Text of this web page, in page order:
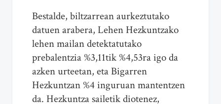
Bestalde, biltzarrean aurkeztutako
datuen arabera, Lehen Hezkuntzako
lehen mailan detektatutako
prebalentzia %3,11tik %4,53ra igo da
azken urteetan, eta Bigarren
Hezkuntzan %4 inguruan mantentzen
da. Hezkuntza sailetik diotenez,